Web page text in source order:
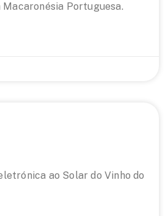
Portuguesa.
ao Solar do Vinho do